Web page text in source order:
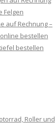
Felgen
auf Rechnung –
bestellen
bestellen
Roller und